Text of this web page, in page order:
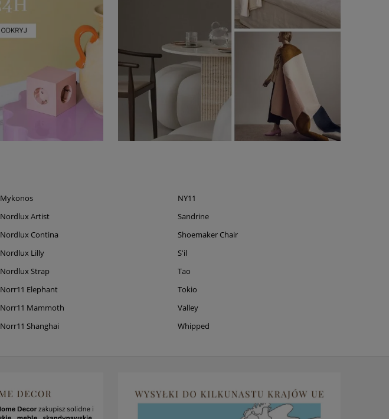
Mykonos
Nordlux Artist
Nordlux Contina
Nordlux Lilly
Nordlux Strap
Norr11 Elephant
Norr11 Mammoth
Norr11 Shanghai
NY11
Sandrine
Shoemaker Chair
S'il
Tao
Tokio
Valley
Whipped